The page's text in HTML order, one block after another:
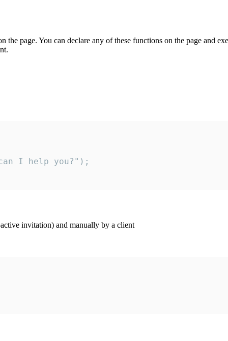
page. You can declare any of these functions on the page and
I help you?");
invitation) and manually by a client